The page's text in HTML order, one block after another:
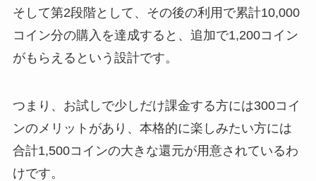
そして第2段階として、その後の利用で累計10,000
コイン分の購入を達成すると、追加で1,200コイン
がもらえるという設計です。
つまり、お試しで少しだけ課金する方には300コイ
ンのメリットがあり、本格的に楽しみたい方には
合計1,500コインの大きな還元が用意されているわ
けです。